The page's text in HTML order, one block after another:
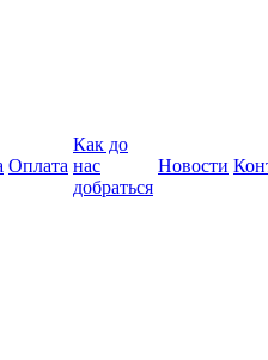
Оплата
Как до
нас
добраться
Новости